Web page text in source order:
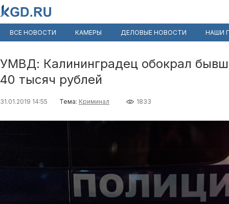
ВСЕ НОВОСТИ КАМЕРЫ ДЕЛОВЫЕ НОВОСТИ НАШИ
УМВД: Калининградец обокрал
40 тысяч рублей
31.01.2019 14:55 Тема: Криминал 1833